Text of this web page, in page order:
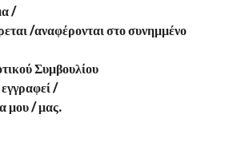
/
/αναφέρονται στο συνημμένο
Συμβουλίου
/
μου / μας.